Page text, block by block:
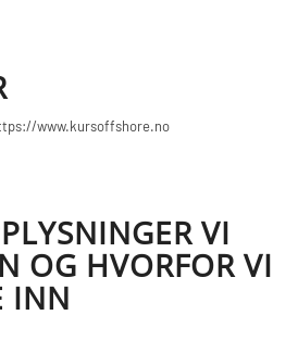
www.kursoffshore.no
VI
OG HVORFOR VI
INN